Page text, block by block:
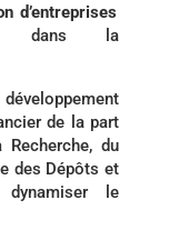
d’entreprises
dans la
de la part
Recherche, du
des Dépôts et
le